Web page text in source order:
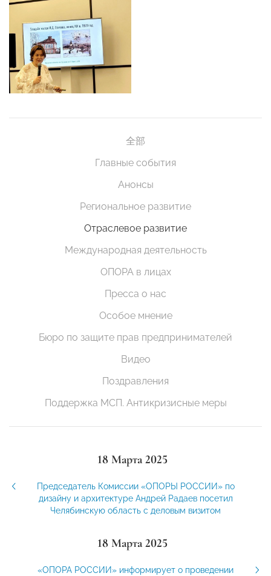
全部
Главные события
Анонсы
Региональное развитие
Отраслевое развитие
Международная деятельность
ОПОРА в лицах
Пресса о нас
Особое мнение
Бюро по защите прав предпринимателей
Видео
Поздравления
Поддержка МСП. Антикризисные меры
18 Марта 2025
Председатель Комиссии «ОПОРЫ РОССИИ» по
дизайну и архитектуре Андрей Радаев посетил
Челябинскую область с деловым визитом
18 Марта 2025
«ОПОРА РОССИИ» информирует о проведении